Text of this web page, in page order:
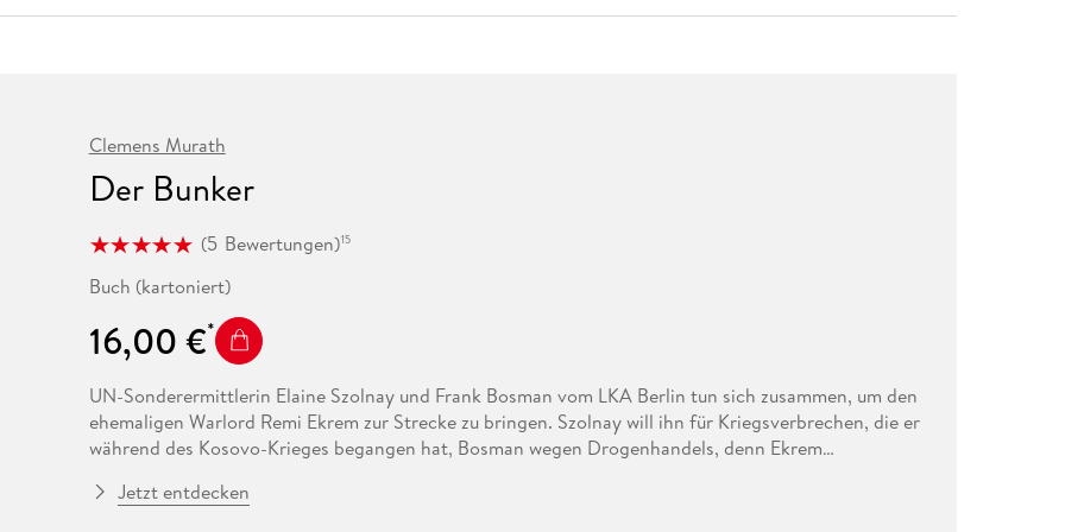
Lernhilfen
Sachbücher
Science Fiction
Hörbuch Downloads im Bundle
Clemens Murath
Der Bunker
(5 Bewertungen)15
Buch (kartoniert)
16,00 €
UN-Sonderermittlerin Elaine Szolnay und Frank Bosman vom LKA Berlin tun sich zusammen, um den
ehemaligen Warlord Remi Ekrem zur Strecke zu bringen. Szolnay will ihn für Kriegsverbrechen, die er
während des Kosovo-Krieges begangen hat, Bosman wegen Drogenhandels, denn Ekrem
nahe kommt, wird er vom Jäger zum Gejagten. Abgeschnitten von allen Ressourcen, muss er
Jetzt entdecken